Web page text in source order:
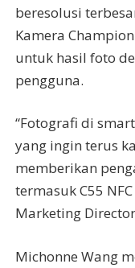
beresolusi
Kamera
untuk hasil foto
pengguna.
“Fotografi di
yang ingin terus
memberikan
termasuk C55
Marketing
Michonne Wang